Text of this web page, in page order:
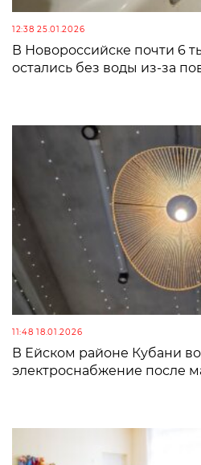
12:38 25.01.2026
В Новороссийске почти 6
остались без воды из-за
11:48 18.01.2026
В Ейском районе Кубани
электроснабжение после